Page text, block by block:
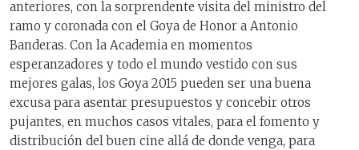
anteriores, con la sorprendente visita del ministro del
ramo y coronada con el Goya de Honor a Antonio
Banderas. Con la Academia en momentos
esperanzadores y todo el mundo vestido con sus
mejores galas, los Goya 2015 pueden ser una buena
excusa para asentar presupuestos y concebir otros
pujantes, en muchos casos vitales, para el fomento y
distribución del buen cine allá de donde venga, para